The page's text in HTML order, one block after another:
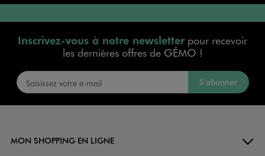
Inscrivez-vous à notre newsletterpour recevoir
les dernières offres de GÉMO !
S’abonner
MON SHOPPING EN LIGNE